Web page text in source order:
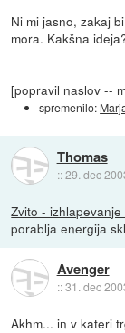
Ni mi jasno, zakaj
mora. Kakšna
[popravil naslov --
spremenilo:
Thomas
::29. dec
Zvito -
porablja energija
Avenger
::31. dec
Akhm... in v kateri